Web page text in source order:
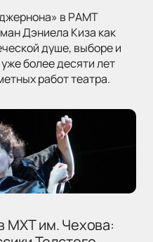
в РАМТ
Дэниела Киза как
душе, выборе и
более десяти лет
работ театра.
МХТ им. Чехова: